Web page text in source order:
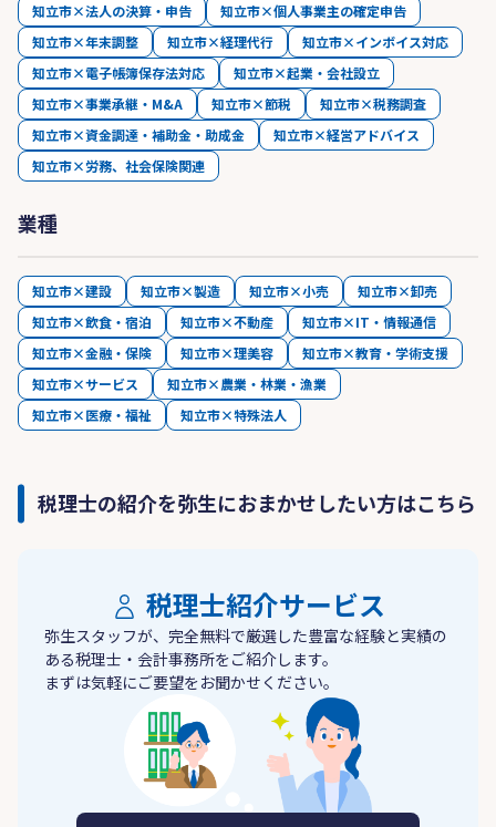
知立市×法人の決算・申告
知立市×個人事業主の確定申告
知立市×年末調整
知立市×経理代行
知立市×インボイス対応
知立市×電子帳簿保存法対応
知立市×起業・会社設立
知立市×事業承継・M&A
知立市×節税
知立市×税務調査
知立市×資金調達・補助金・助成金
知立市×経営アドバイス
知立市×労務、社会保険関連
業種
知立市×建設 知立市×製造 知立市×小売
知立市×卸売
知立市×飲食・宿泊
知立市×不動産
知立市×IT・情報通信
知立市×金融・保険
知立市×理美容
知立市×教育・学術支援
知立市×サービス
知立市×農業・林業・漁業
知立市×医療・福祉
知立市×特殊法人
税理士の紹介を弥生におまかせしたい方はこちら
税理士紹介サービス
弥生スタッフが、完全無料で厳選した豊富な経験と実績の
ある税理士・会計事務所をご紹介します。
まずは気軽にご要望をお聞かせください。